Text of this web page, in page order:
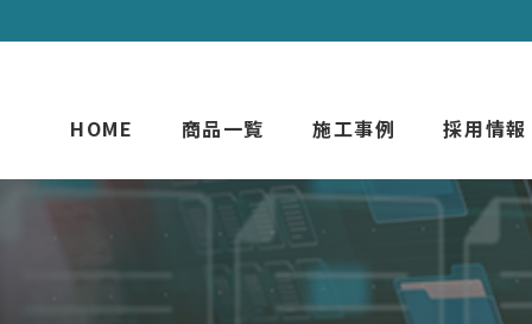
HOME 商品一覧 施工事例 採用情報